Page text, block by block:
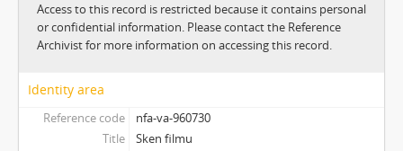
[Subseries] Už nikdy tenhle balvan
[Subseries] Hranice – otázka bez odpovědi
[Subseries] Metrofilm
Access to this record is restricted because it contains personal
or confidential information. Please contact the Reference
Archivist for more information on accessing this record.
Identity area
Reference code
nfa-va-960730
Title
Sken filmu